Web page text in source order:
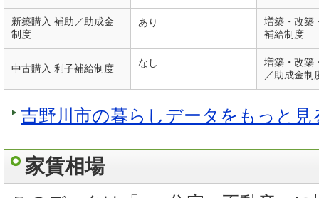
新築購入 補助／助成金
制度
あり
増築・改築
補給制度
中古購入 利子補給制度 なし
増築・改築
／助成金制
吉野川市の暮らしデータをもっと見
家賃相場